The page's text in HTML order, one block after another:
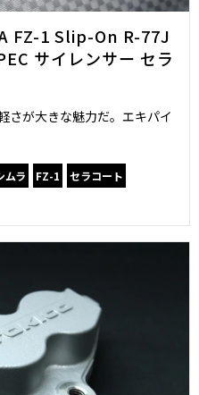
FZ-1 Slip-On R-77J
サイレンサー セラ
さが大きな魅力だ。エキパイ
ムラ FZ-1
セラコート